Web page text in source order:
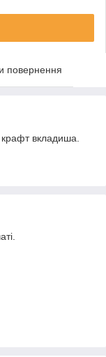
повернення
вкладиша.